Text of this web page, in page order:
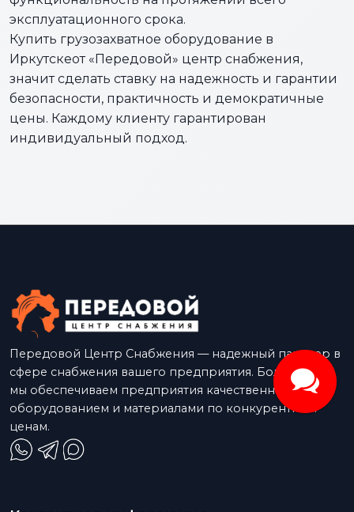
эксплуатационного срока.
Купить грузозахватное оборудование в
Иркутскеот «Передовой» центр снабжения,
значит сделать ставку на надежность и гарантии
безопасности, практичность и демократичные
цены. Каждому клиенту гарантирован
индивидуальный подход.
Передовой Центр Снабжения — надежный партнер в
сфере снабжения вашего предприятия. Более 15 лет
мы обеспечиваем предприятия качественным
оборудованием и материалами по конкурентным
ценам.